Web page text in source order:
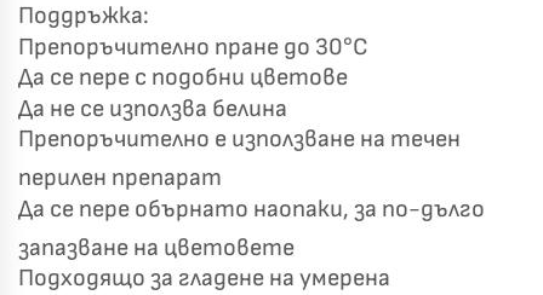
Поддръжка:
Препоръчително пране до 30°C
Да се пере с подобни цветове
Да не се използва белина
Препоръчително е използване на течен
перилен препарат
Да се пере обърнато наопаки, за по-дълго
запазване на цветовете
Подходящо за гладене на умерена